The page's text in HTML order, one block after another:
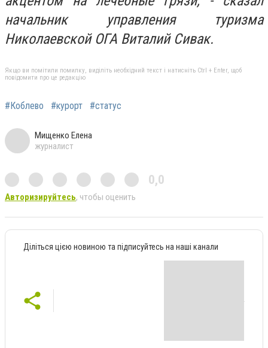
начальник управления туризма
Николаевской ОГА Виталий Сивак.
Якщо ви помітили помилку, виділіть необхідний текст і натисніть Ctrl + Enter, щоб
повідомити про це редакцію
#Коблево #курорт #статус
Мищенко Елена
журналист
0,0
Авторизируйтесь, чтобы оценить
Діліться цією новиною та підписуйтесь на наші канали